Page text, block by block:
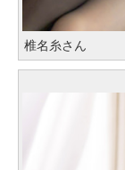
椎名糸さん